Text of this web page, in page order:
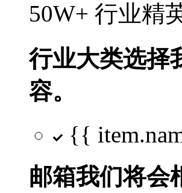
50W+ 行业精
行业大类选择
容。
{{
邮箱我们将会